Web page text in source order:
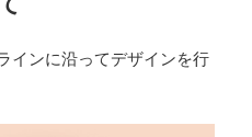
インに沿ってデザインを行